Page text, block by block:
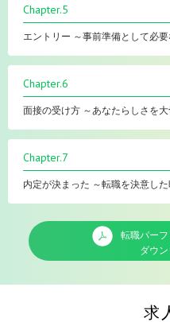
Chapter.5
エントリー ～事前準備として必要
Chapter.6
面接の受け方 ～あなたらしさを大
Chapter.7
内定が決まった ～転職を決意し
転職パー
ダウ
求